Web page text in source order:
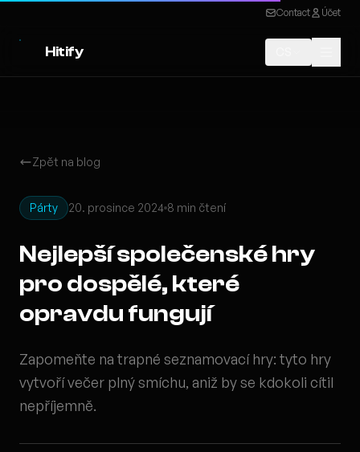
Contact Účet
Hitify
Zpět na blog
Párty 20. prosince 2024 8 min čtení
Nejlepší společenské hry
pro dospělé, které
opravdu fungují
Zapomeňte na trapné seznamovací hry: tyto hry
vytvoří večer plný smíchu, aniž by se kdokoli cítil
nepříjemně.